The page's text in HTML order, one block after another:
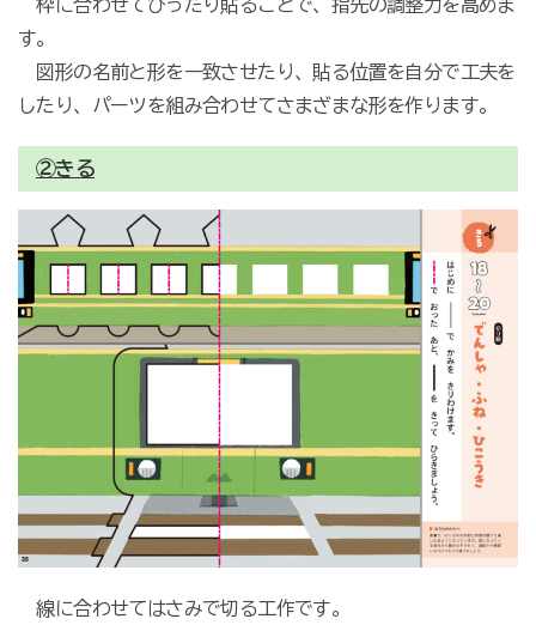
枠に合わせてぴったり貼ることで、指先の調整力を高めま
す。
図形の名前と形を一致させたり、貼る位置を自分で工夫を
したり、パーツを組み合わせてさまざまな形を作ります。
②きる
線に合わせてはさみで切る工作です。